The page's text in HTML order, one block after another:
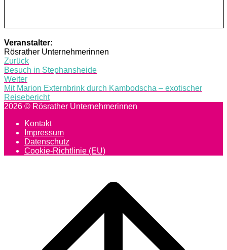
Veranstalter:
Rösrather Unternehmerinnen
Post
navigation
Zurück
Besuch in Stephansheide
Weiter
Mit Marion Externbrink durch Kambodscha – exotischer
Reisebericht
2026 © Rösrather Unternehmerinnen
Kontakt
Impressum
Datenschutz
Cookie-Richtlinie (EU)